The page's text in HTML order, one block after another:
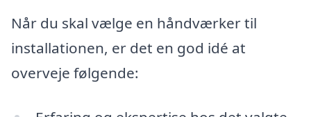
Når du skal vælge en håndværker til
installationen, er det en god idé at
overveje følgende: